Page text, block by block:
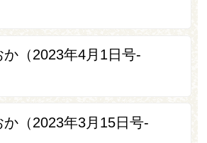
か（2023年4月1日号-
か（2023年3月15日号-